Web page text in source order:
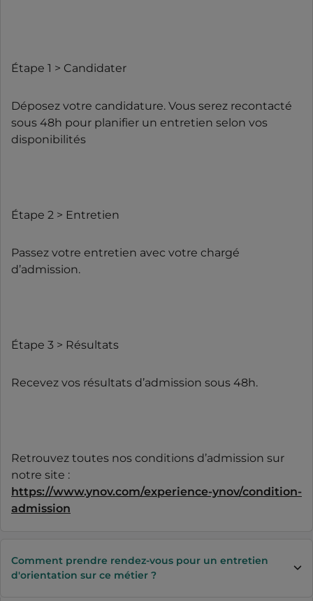
Étape 1 > Candidater
Déposez votre candidature. Vous serez recontacté
sous 48h pour planifier un entretien selon vos
disponibilités
Étape 2 > Entretien
Passez votre entretien avec votre chargé
d’admission.
Étape 3 > Résultats
Recevez vos résultats d’admission sous 48h.
Retrouvez toutes nos conditions d’admission sur
notre site :
https://www.ynov.com/experience-ynov/condition-
admission
Comment prendre rendez-vous pour un entretien
d'orientation sur ce métier ?